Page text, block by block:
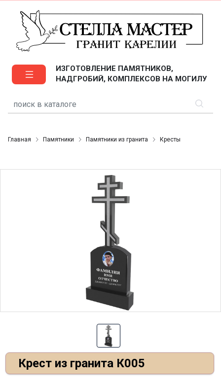
ИЗГОТОВЛЕНИЕ ПАМЯТНИКОВ,
НАДГРОБИЙ, КОМПЛЕКСОВ НА МОГИЛУ
Главная Памятники Памятники из гранита Кресты
Крест из гранита К005